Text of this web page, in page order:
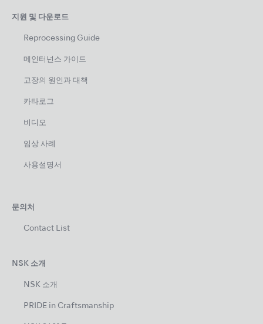
지원 및 다운로드
Reprocessing Guide
메인터넌스 가이드
고장의 원인과 대책
카타로그
비디오
임상 사례
사용설명서
문의처
Contact List
NSK 소개
NSK 소개
PRIDE in Craftsmanship